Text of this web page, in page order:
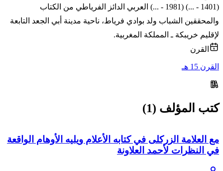
(1401 - ...) (1981 - ...) العربي الدائز الفرياطي من الكتاب
والمحققين الشباب ولد بوادي فرياط، ناحية مدينة أبي الجعد التابعة
لإقليم خريبكة ـ المملكة المغربية.
القرن
القرن 15 هـ
كتب المؤلف (1)
مع العلامة الزركلى في كتابه الأعلام ويليه الأوهام الواقعة
في النظرات لأحمد العلاونة